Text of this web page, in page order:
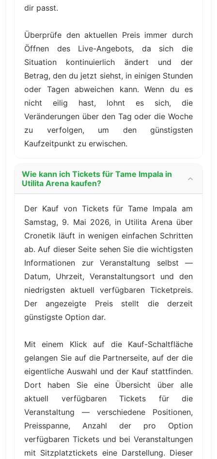
dir passt.
Überprüfe den aktuellen Preis immer durch
Öffnen des Live-Angebots, da sich die
Situation kontinuierlich ändert und der
Betrag, den du jetzt siehst, in einigen Stunden
oder Tagen abweichen kann. Wenn du es
nicht eilig hast, lohnt es sich, die
Veränderungen über den Tag oder die Woche
zu verfolgen, um den günstigsten
Kaufzeitpunkt zu erwischen.
Wie kann ich Tickets für Tame Impala in
Utilita Arena kaufen?
Der Kauf von Tickets für Tame Impala am
Samstag, 9. Mai 2026, in Utilita Arena über
Cronetik läuft in wenigen einfachen Schritten
ab. Auf dieser Seite sehen Sie die wichtigsten
Informationen zur Veranstaltung selbst —
Datum, Uhrzeit, Veranstaltungsort und den
niedrigsten aktuell verfügbaren Ticketpreis.
Der angezeigte Preis stellt die derzeit
günstigste Option dar.
Mit einem Klick auf die Kauf-Schaltfläche
gelangen Sie auf die Partnerseite, auf der die
eigentliche Auswahl und der Kauf stattfinden.
Dort haben Sie eine Übersicht über alle
aktuell verfügbaren Tickets für die
Veranstaltung — verschiedene Positionen,
Preisspanne, Anzahl der pro Option
verfügbaren Tickets und bei Veranstaltungen
mit Sitzplatztickets eine Darstellung. Dieser